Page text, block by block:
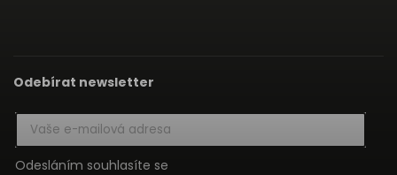
Odebírat newsletter
Odesláním souhlasíte se